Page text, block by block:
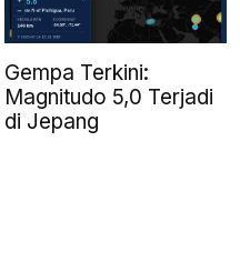
Gempa Terkini:
Magnitudo 5,0 Terjadi
di Jepang